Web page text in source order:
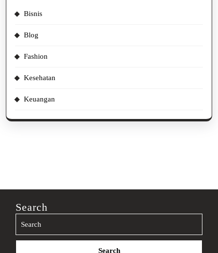
Bisnis
Blog
Fashion
Kesehatan
Keuangan
Search
Search